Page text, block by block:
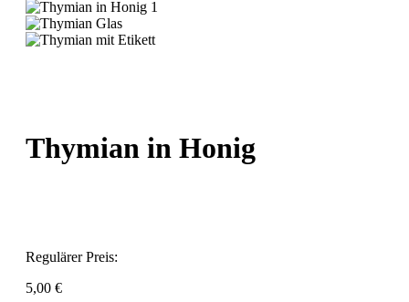
Thymian in Honig
Regulärer Preis:
5,00 €